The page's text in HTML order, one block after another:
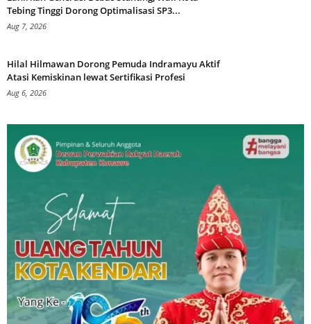
Tebing Tinggi Dorong Optimalisasi SP3...
Aug 7, 2026
Hilal Hilmawan Dorong Pemuda Indramayu Aktif
Atasi Kemiskinan lewat Sertifikasi Profesi
Aug 6, 2026